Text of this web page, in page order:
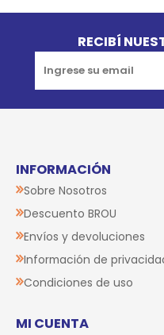
RECIBÍ
INFORMACIÓN
Sobre Nosotros
Descuento BROU
Envíos y devoluciones
Información de
Condiciones de uso
MI CUENTA